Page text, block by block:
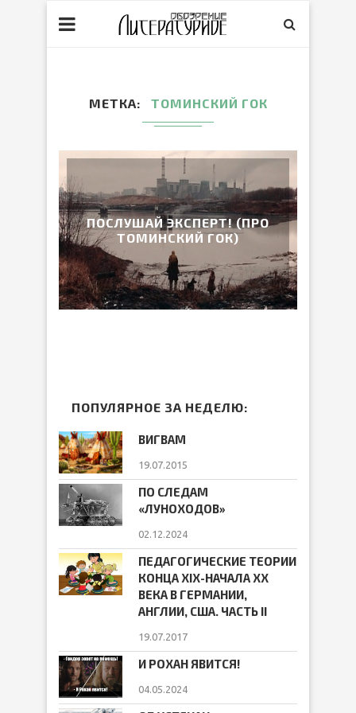
МЕТКА ТОМИНСКИЙ ГОК
ПОСЛУШАЙ ЭКСПЕРТ! (ПРО
ТОМИНСКИЙ ГОК)
ПОПУЛЯРНОЕ ЗА НЕДЕЛЮ:
ВИГВАМ
19.07.2015
ПО СЛЕДАМ
«ЛУНОХОДОВ»
02.12.2024
ПЕДАГОГИЧЕСКИЕ ТЕОРИИ
КОНЦА ХIХ-НАЧАЛА ХХ
ВЕКА В ГЕРМАНИИ,
АНГЛИИ, США. ЧАСТЬ II
19.07.2017
И РОХАН ЯВИТСЯ!
04.05.2024